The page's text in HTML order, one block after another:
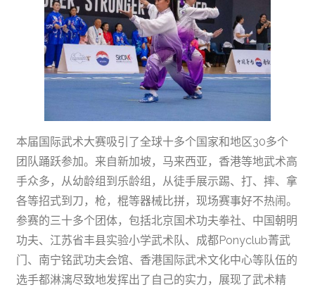
本届国际武术大赛吸引了全球十多个国家和地区30多个
团队踊跃参加。来自新加坡，马来西亚，香港等地武术高
手众多，从幼龄组到乐龄组，从徒手展示踢、打、摔、拿
各等招式到刀，枪，棍等器械比拼，现场赛事好不热闹。
参赛的三十多个团体，包括北京国术功夫拳社、中国朝明
功夫、江苏省丰县实验小学武术队、成都Ponyclub菁武
门、南宁铭武功夫会馆、香港国际武术文化中心等队伍的
选手都淋漓尽致地发挥出了自己的实力，展现了武术精